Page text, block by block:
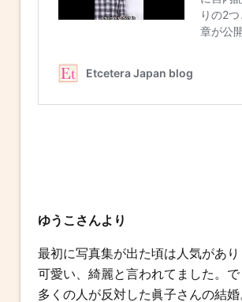
ゆうこさんより
最初に写真集が出た頃は人気があり
可愛い、綺麗と言われてました。
多くの人が反対した眞子さんの結